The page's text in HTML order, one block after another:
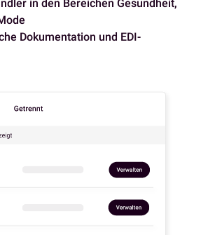
in den Bereichen Gesundheit,
Dokumentation und EDI-